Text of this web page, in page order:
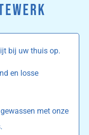
bij uw thuis op.
en losse
met onze